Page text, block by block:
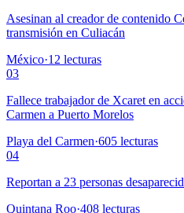
Asesinan al creador de contenido
transmisión en Culiacán
México·12 lecturas
03
Fallece trabajador de Xcaret en
Carmen a Puerto Morelos
Playa del Carmen·605 lecturas
04
Reportan a 23 personas
Quintana Roo·408 lecturas